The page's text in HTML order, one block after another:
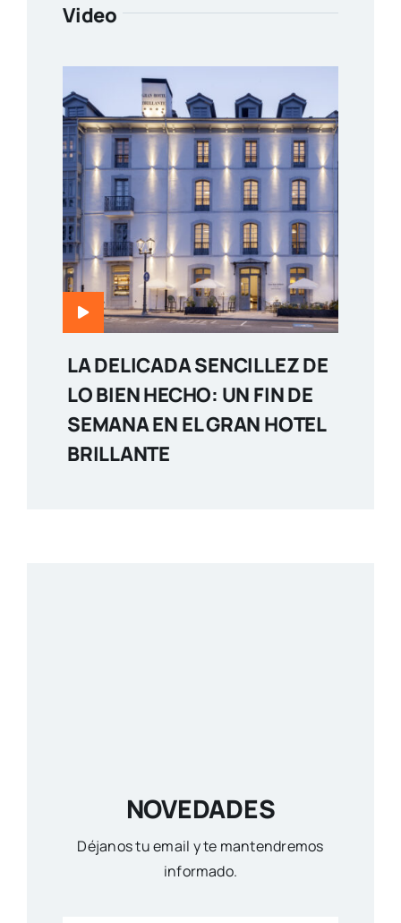
Video
LA DELICADA SENCILLEZ DE
LO BIEN HECHO: UN FIN DE
SEMANA EN EL GRAN HOTEL
BRILLANTE
NOVEDADES
Déjanos tu email y te mantendremos
informado.